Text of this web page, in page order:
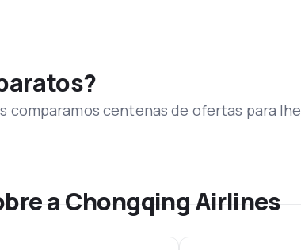
comparamos centenas de ofertas para lhe
a Chongqing Airlines